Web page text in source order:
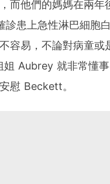
而他們的媽媽在兩
患上急性淋巴細胞
容易，不論對病童
姐 Aubrey 就非常懂
慰 Beckett。